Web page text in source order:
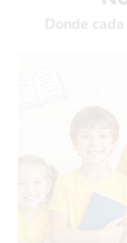
Donde